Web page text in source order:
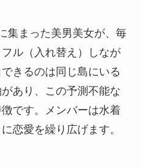
集まった美男美女が、毎
ル（入れ替え）しなが
きるのは同じ島にいる
あり、この予測不能な
です。メンバーは水着
恋愛を繰り広げます。